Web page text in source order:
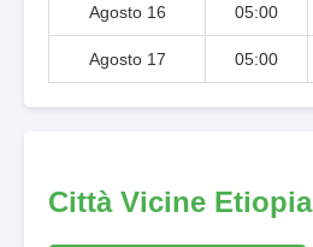
Agosto 16 05:00
Agosto 17 05:00
Città Vicine Etiopia